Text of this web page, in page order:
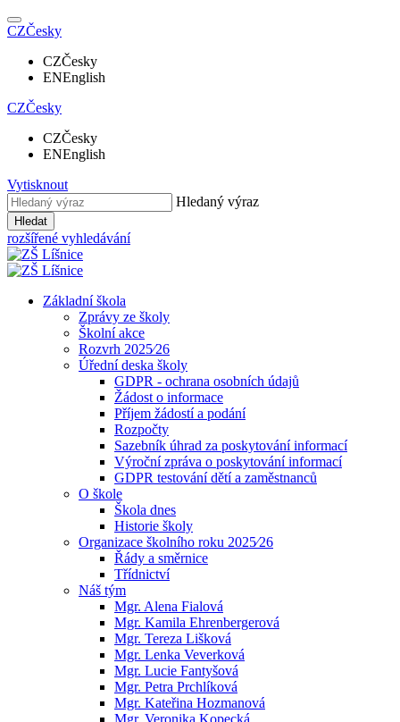
CZČesky
CZČesky
ENEnglish
CZČesky
CZČesky
ENEnglish
Vytisknout
Hledaný výraz
Hledat
rozšířené vyhledávání
Základní škola
Zprávy ze školy
Školní akce
Rozvrh 2025⁄26
Úřední deska školy
GDPR - ochrana osobních údajů
Žádost o informace
Příjem žádostí a podání
Rozpočty
Sazebník úhrad za poskytování informací
Výroční zpráva o poskytování informací
GDPR testování dětí a zaměstnanců
O škole
Škola dnes
Historie školy
Organizace školního roku 2025⁄26
Řády a směrnice
Třídnictví
Náš tým
Mgr. Alena Fialová
Mgr. Kamila Ehrenbergerová
Mgr. Tereza Lišková
Mgr. Lenka Veverková
Mgr. Lucie Fantyšová
Mgr. Petra Prchlíková
Mgr. Kateřina Hozmanová
Mgr. Veronika Kopecká